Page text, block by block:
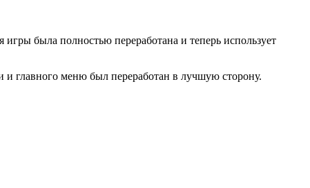
была полностью переработана и теперь использует
и главного меню был переработан в лучшую сторону.